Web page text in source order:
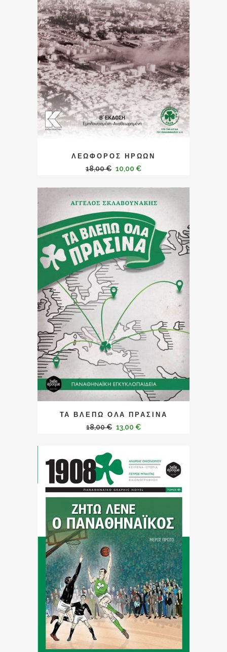
ΛΕΩΦΟΡΟΣ ΗΡΩΩΝ
18,00€ 10,00 €
ΤΑ ΒΛΕΠΩ ΟΛΑ ΠΡΑΣΙΝΑ
18,00€ 13,00 €